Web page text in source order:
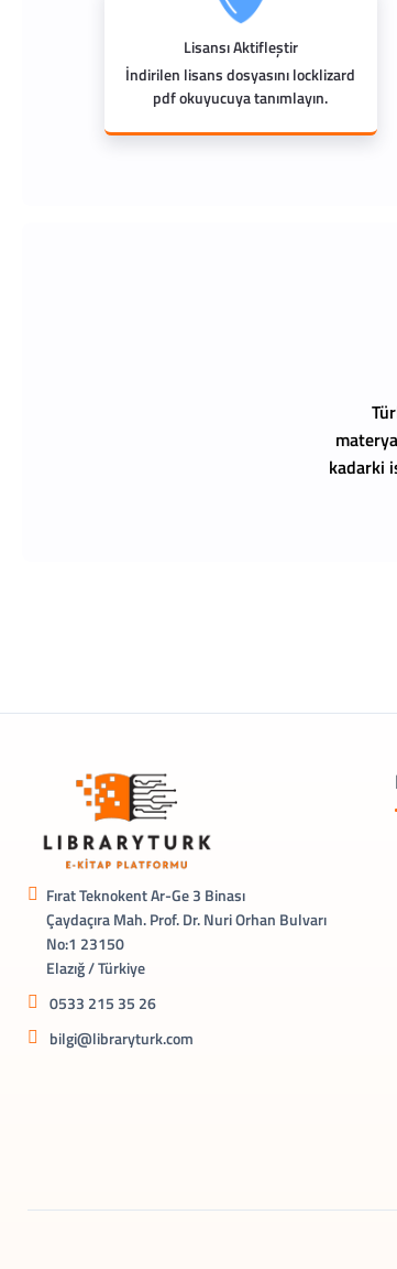
Lisansı Aktifleştir
İndirilen lisans dosyasını locklizard
pdf okuyucuya tanımlayın.
kadarki
Fırat Teknokent Ar-Ge 3 Binası
Çaydaçıra Mah. Prof. Dr. Nuri Orhan Bulvarı
No:1 23150
Elazığ / Türkiye
0533 215 35 26
bilgi@libraryturk.com